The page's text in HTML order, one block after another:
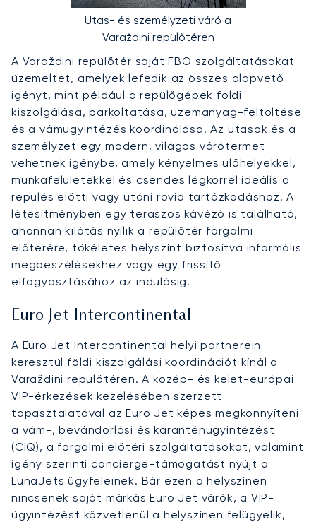
Utas- és személyzeti váró a
Varaždini repülőtéren
A Varaždini repülőtér saját FBO szolgáltatásokat
üzemeltet, amelyek lefedik az összes alapvető
igényt, mint például a repülőgépek földi
kiszolgálása, parkoltatása, üzemanyag-feltöltése
és a vámügyintézés koordinálása. Az utasok és a
személyzet egy modern, világos várótermet
vehetnek igénybe, amely kényelmes ülőhelyekkel,
munkafelületekkel és csendes légkörrel ideális a
repülés előtti vagy utáni rövid tartózkodáshoz. A
létesítményben egy teraszos kávézó is található,
ahonnan kilátás nyílik a repülőtér forgalmi
előterére, tökéletes helyszínt biztosítva informális
megbeszélésekhez vagy egy frissítő
elfogyasztásához az indulásig.
Euro Jet Intercontinental
A Euro Jet Intercontinental helyi partnerein
keresztül földi kiszolgálási koordinációt kínál a
Varaždini repülőtéren. A közép- és kelet-európai
VIP-érkezések kezelésében szerzett
tapasztalatával az Euro Jet képes megkönnyíteni
a vám-, bevándorlási és karanténügyintézést
(CIQ), a forgalmi előtéri szolgáltatásokat, valamint
igény szerinti concierge-támogatást nyújt a
LunaJets ügyfeleinek. Bár ezen a helyszínen
nincsenek saját márkás Euro Jet várók, a VIP-
ügyintézést közvetlenül a helyszínen felügyelik,